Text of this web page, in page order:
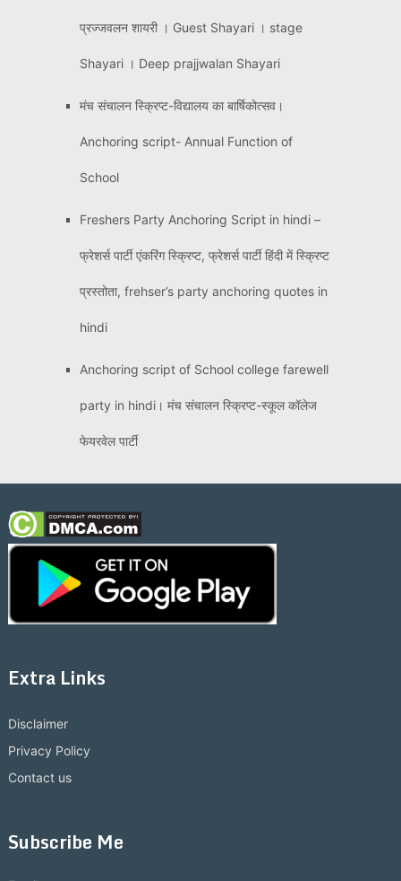
प्रज्जवलन शायरी । Guest Shayari । stage
Shayari । Deep prajjwalan Shayari
मंच संचालन स्क्रिप्ट-विद्यालय का बार्षिकोत्सव।
Anchoring script- Annual Function of
School
Freshers Party Anchoring Script in hindi –
फ्रेशर्स पार्टी एंकरिंग स्क्रिप्ट, फ्रेशर्स पार्टी हिंदी में स्क्रिप्ट
प्रस्तोता, frehser’s party anchoring quotes in
hindi
Anchoring script of School college farewell
party in hindi। मंच संचालन स्क्रिप्ट-स्कूल कॉलेज
फेयरवेल पार्टी
Extra Links
Disclaimer
Privacy Policy
Contact us
Subscribe Me